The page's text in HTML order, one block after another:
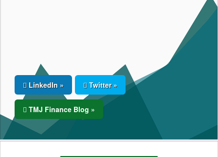
LinkedIn » Twitter »
TMJ Finance Blog »